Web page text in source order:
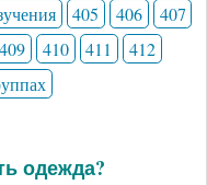
405 406
407
409 410 411
412
одежда?